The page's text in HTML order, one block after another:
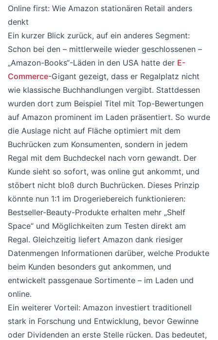
Online first: Wie Amazon stationären Retail anders
denkt
Ein kurzer Blick zurück, auf ein anderes Segment:
Schon bei den – mittlerweile wieder geschlossenen –
„Amazon-Books“-Läden in den USA hatte der E-
Commerce-Gigant gezeigt, dass er Regalplatz nicht
wie klassische Buchhandlungen vergibt. Stattdessen
wurden dort zum Beispiel Titel mit Top-Bewertungen
auf Amazon prominent im Laden präsentiert. So wurde
die Auslage nicht auf Fläche optimiert mit dem
Buchrücken zum Konsumenten, sondern in jedem
Regal mit dem Buchdeckel nach vorn gewandt. Der
Kunde sieht so sofort, was online gut ankommt, und
stöbert nicht bloß durch Buchrücken. Dieses Prinzip
könnte nun 1:1 im Drogeriebereich funktionieren:
Bestseller-Beauty-Produkte erhalten mehr „Shelf
Space“ und Möglichkeiten zum Testen direkt am
Regal. Gleichzeitig liefert Amazon dank riesiger
Datenmengen Informationen darüber, welche Produkte
beim Kunden besonders gut ankommen, und
entwickelt passgenaue Sortimente – im Laden und
online.
Ein weiterer Vorteil: Amazon investiert traditionell
stark in Forschung und Entwicklung, bevor Gewinne
oder Dividenden an erste Stelle rücken. Das bedeutet,